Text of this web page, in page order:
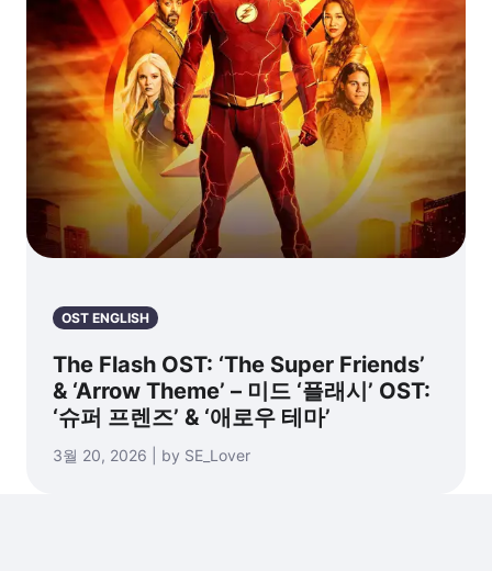
OST ENGLISH
The Flash OST: ‘The Super Friends’
& ‘Arrow Theme’ – 미드 ‘플래시’ OST:
‘슈퍼 프렌즈’ & ‘애로우 테마’
3월 20, 2026 | by SE_Lover